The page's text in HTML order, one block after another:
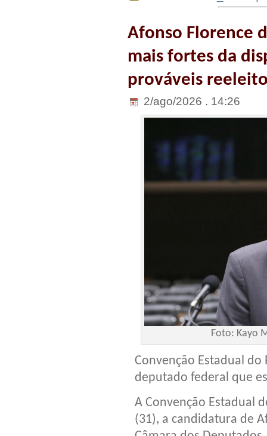
Afonso Florence
mais fortes da
prováveis
2/ago/2026 . 14:26
Foto: Kayo
Convenção Estadual
deputado federal que
A Convenção Estadual
(31), a candidatura de